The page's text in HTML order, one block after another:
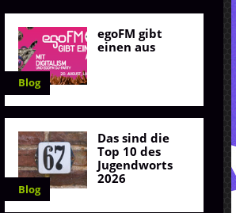
Blog
egoFM gibt
einen aus
Blog
Das sind die
Top 10 des
Jugendworts
2026